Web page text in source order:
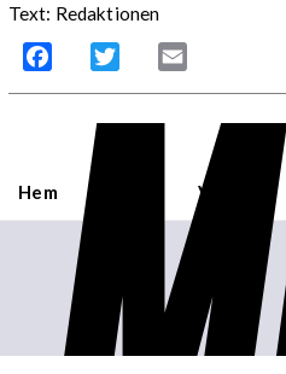
Text: Redaktionen
Facebook Twitter
Hem Världen